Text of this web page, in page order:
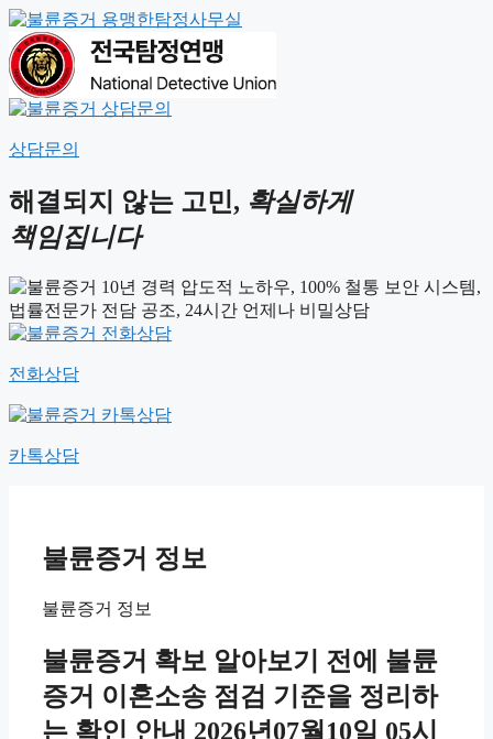
상담문의
해결되지 않는 고민, 확실하게
책임집니다
전화상담
카톡상담
불륜증거 정보
불륜증거 정보
불륜증거 확보 알아보기 전에 불륜
증거 이혼소송 점검 기준을 정리하
는 확인 안내 2026년07월10일 05시